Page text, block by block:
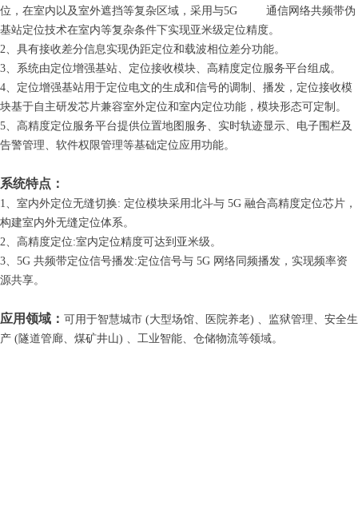
位，在室内以及室外遮挡等复杂区域，采用与5G 通信网络共频带伪
基站定位技术在室内等复杂条件下实现亚米级定位精度。
2、具有接收差分信息实现伪距定位和载波相位差分功能。
3、系统由定位增强基站、定位接收模块、高精度定位服务平台组成。
4、定位增强基站用于定位电文的生成和信号的调制、播发，定位接收模
块基于自主研发芯片兼容室外定位和室内定位功能，模块形态可定制。
5、高精度定位服务平台提供位置地图服务、实时轨迹显示、电子围栏及
告警管理、软件权限管理等基础定位应用功能。
系统特点：
1、室内外定位无缝切换: 定位模块采用北斗与 5G 融合高精度定位芯片，
构建室内外无缝定位体系。
2、高精度定位:室内定位精度可达到亚米级。
3、5G 共频带定位信号播发:定位信号与 5G 网络同频播发，实现频率资
源共享。
应用领域： 可用于智慧城市 (大型场馆、医院养老) 、监狱管理、安全生
产 (隧道管廊、煤矿井山) 、工业智能、仓储物流等领域。